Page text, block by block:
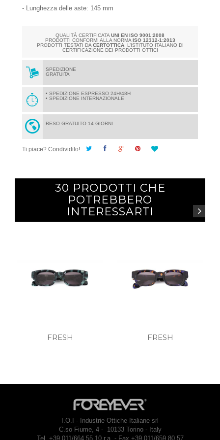
- Lunghezza delle aste: 145 mm
QUALITÀ CERTIFICATA UNI EN ISO 9001:2008
PRODOTTI CONFORMI ALLA NORMA ISO 12312-1:2013
PRODOTTI TESTATI DA CERTOTTICA, L’ISTITUTO ITALIANO DI
CERTIFICAZIONE DEI PRODOTTI OTTICI
SPEDIZIONE
GRATUITA
• SPEDIZIONE ESPRESSO 24H/48H
• SPEDIZIONE INTERNAZIONALE
RESO GRATUITO 14 GIORNI
Ti piace? Condividilo!
30 PRODOTTI CHE
POTREBBERO
INTERESSARTI
FRESH FRESH
I.O.I - Industrie Ottiche Italiane srl
C.so Fiume, 4 - 10133 Torino - Italy
Tel. +39 011/664.55.10 r.a. - Fax +39 011/659.80.57